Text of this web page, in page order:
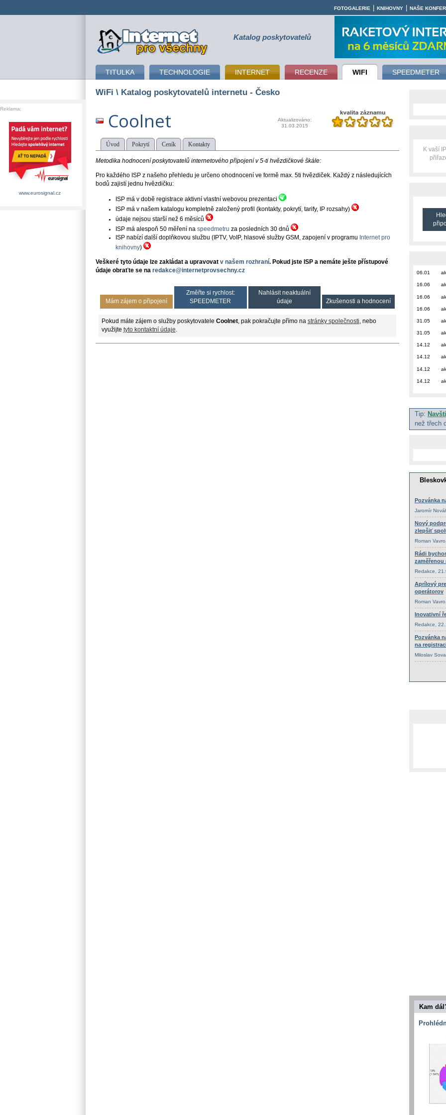
připojení k internetu Katalog poskytovatelů
TITULKA TECHNOLOGIE INTERNET RECENZE WIFI SPEEDMETER
FOTOGALERIE KNIHOVNY NAŠE
WiFi \ Katalog poskytovatelů internetu - Česko
Coolnet
Aktualizováno:
31.03.2015
Úvod Pokrytí Ceník Kontakty
Metodika hodnocení poskytovatelů internetového připojení v 5-ti hvězdičkové škále:
Pro každého ISP z našeho přehledu je určeno ohodnocení ve formě max. 5ti hvězdiček. Každý z následujících
bodů zajistí jednu hvězdičku:
ISP má v době registrace aktivní vlastní webovou prezentaci
ISP má v našem katalogu kompletně založený profil (kontakty, pokrytí, tarify, IP rozsahy)
údaje nejsou starší než 6 měsíců
ISP má alespoň 50 měření na speedmetru za posledních 30 dnů
ISP nabízí další doplňkovou službu (IPTV, VoIP, hlasové služby GSM, zapojení v programu Internet pro
knihovny)
Veškeré tyto údaje lze zakládat a upravovat v našem rozhraní. Pokud jste ISP a nemáte ješte přístupové
údaje obraťte se na redakce@internetprovsechny.cz
Mám zájem o připojení
Změřte si rychlost:
SPEEDMETER
Nahlásit neaktuální
údaje
Zkušenosti a hodnocení
Pokud máte zájem o služby poskytovatele Coolnet, pak pokračujte přímo na stránky společnosti , nebo
využijte tyto kontaktní údaje
K vaší
06.01
16.06
16.06
16.06
31.05
31.05
14.12
14.12
14.12
14.12
Tip:
než třech
Kam
Reklama:
www.eurosignal.cz